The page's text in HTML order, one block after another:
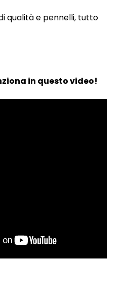
qualità e pennelli, tutto
in questo video!